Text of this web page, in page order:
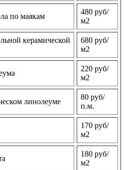
по маякам
480 руб/
м2
керамической
680 руб/
м2
220 руб/
м2
линолеуме
80 руб/
п.м.
170 руб/
м2
180 руб/
м2